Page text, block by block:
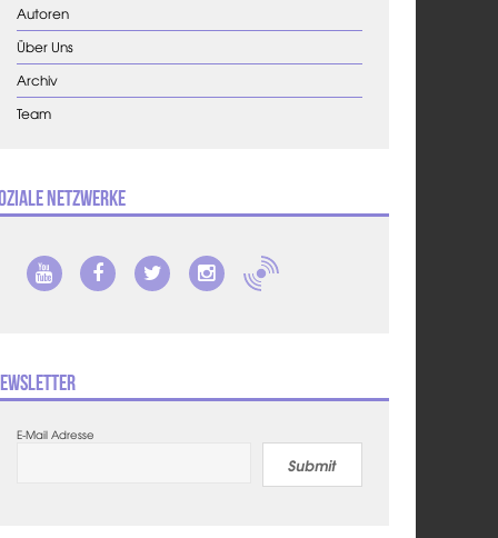
Autoren
Über Uns
Archiv
Team
Netzwerke
E-Mail Adresse
Submit